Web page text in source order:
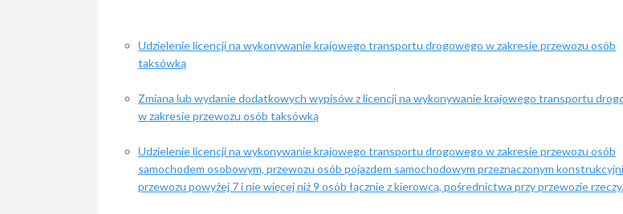
Udzielenie licencji na wykonywanie krajowego transportu drogowego w zakresie przewozu osób
taksówką
Zmiana lub wydanie dodatkowych wypisów z licencji na wykonywanie krajowego transportu
w zakresie przewozu osób taksówką
Udzielenie licencji na wykonywanie krajowego transportu drogowego w zakresie przewozu osób
samochodem osobowym, przewozu osób pojazdem samochodowym przeznaczonym
przewozu powyżej 7 i nie więcej niż 9 osób łącznie z kierowcą, pośrednictwa przy przewozie rzeczy.